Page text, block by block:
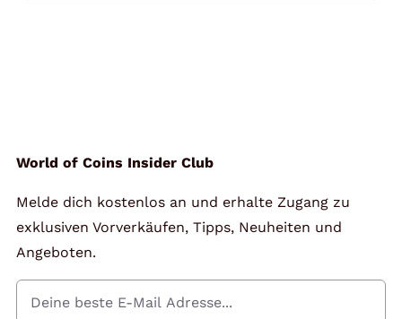
Kontakt
Mein Konto
World of Coins Insider Club
Melde dich kostenlos an und erhalte Zugang zu
exklusiven Vorverkäufen, Tipps, Neuheiten und
Angeboten.